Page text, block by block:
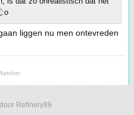
liggen nu men ontevreden
Refinery89